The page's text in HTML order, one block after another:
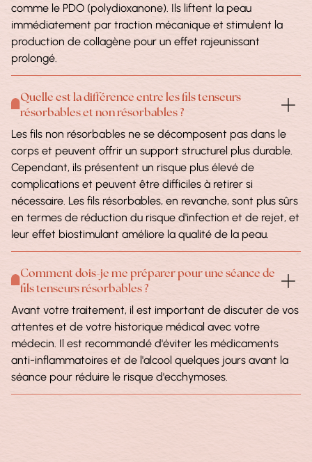
comme le PDO (polydioxanone). Ils liftent la peau
immédiatement par traction mécanique et stimulent la
production de collagène pour un effet rajeunissant
prolongé.
Quelle est la différence entre les fils tenseurs
résorbables et non résorbables ?
Les fils non résorbables ne se décomposent pas dans le
corps et peuvent offrir un support structurel plus durable.
Cependant, ils présentent un risque plus élevé de
complications et peuvent être difficiles à retirer si
nécessaire. Les fils résorbables, en revanche, sont plus sûrs
en termes de réduction du risque d'infection et de rejet, et
leur effet biostimulant améliore la qualité de la peau.
Comment dois-je me préparer pour une séance de
fils tenseurs résorbables ?
Avant votre traitement, il est important de discuter de vos
attentes et de votre historique médical avec votre
médecin. Il est recommandé d'éviter les médicaments
anti-inflammatoires et de l'alcool quelques jours avant la
séance pour réduire le risque d'ecchymoses.